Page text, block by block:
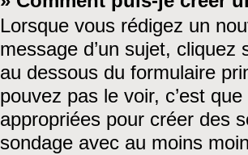
Lorsque vous rédigez un
message d’un sujet, cliquez
au dessous du formulaire
pouvez pas le voir, c’est
appropriées pour créer des
sondage avec au moins